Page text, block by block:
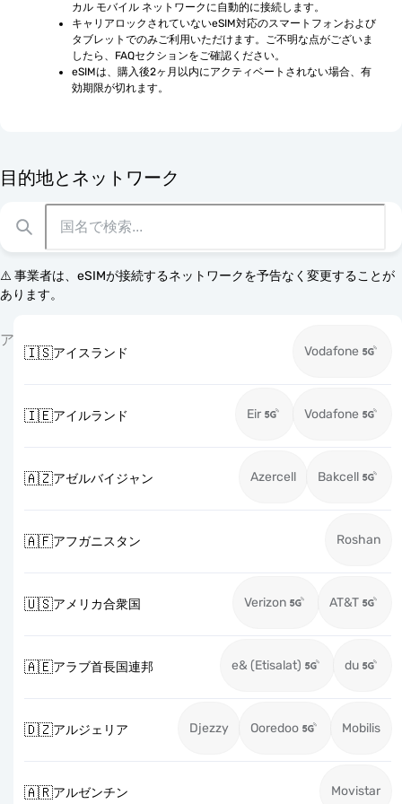
カル モバイル ネットワークに自動的に接続します。
キャリアロックされていないeSIM対応のスマートフォンおよび
タブレットでのみご利用いただけます。ご不明な点がございま
したら、FAQセクションをご確認ください。
eSIMは、購入後2ヶ月以内にアクティベートされない場合、有
効期限が切れます。
目的地とネットワーク
⚠️ 事業者は、eSIMが接続するネットワークを予告なく変更することが
あります。
ア
🇮🇸アイスランド Vodafone
🇮🇪アイルランド Eir Vodafone
🇦🇿アゼルバイジャン Azercell Bakcell
🇦🇫アフガニスタン Roshan
🇺🇸アメリカ合衆国 Verizon AT&T
🇦🇪アラブ首長国連邦 e& (Etisalat) du
🇩🇿アルジェリア Djezzy Ooredoo Mobilis
🇦🇷アルゼンチン Movistar